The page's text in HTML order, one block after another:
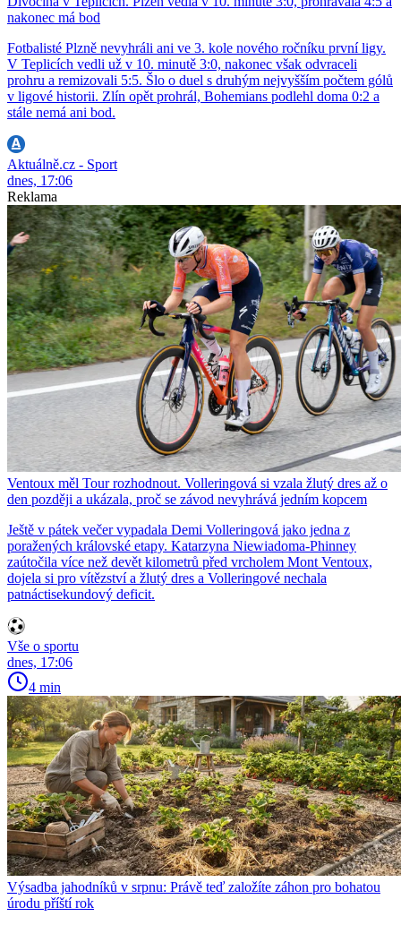
nakonec má bod
Fotbalisté Plzně nevyhráli ani ve 3. kole nového ročníku první ligy.
V Teplicích vedli už v 10. minutě 3:0, nakonec však odvraceli
prohru a remizovali 5:5. Šlo o duel s druhým nejvyšším počtem gólů
v ligové historii. Zlín opět prohrál, Bohemians podlehl doma 0:2 a
stále nemá ani bod.
Aktuálně.cz - Sport
dnes, 17:06
Reklama
Ventoux měl Tour rozhodnout. Volleringová si vzala žlutý dres až o
den později a ukázala, proč se závod nevyhrává jedním kopcem
Ještě v pátek večer vypadala Demi Volleringová jako jedna z
poražených královské etapy. Katarzyna Niewiadoma-Phinney
zaútočila více než devět kilometrů před vrcholem Mont Ventoux,
dojela si pro vítězství a žlutý dres a Volleringové nechala
patnáctisekundový deficit.
Vše o sportu
dnes, 17:06
4 min
Výsadba jahodníků v srpnu: Právě teď založíte záhon pro bohatou
úrodu příští rok